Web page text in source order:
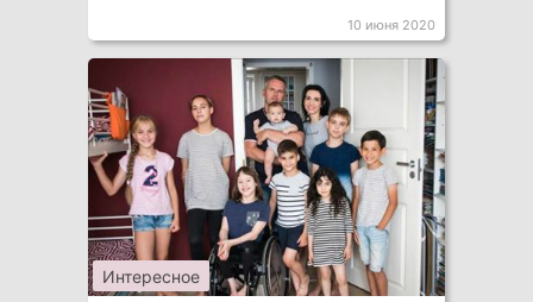
10 июня 2020
Интересное